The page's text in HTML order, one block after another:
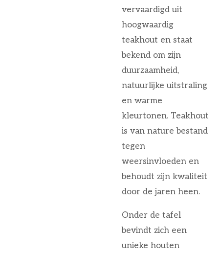
vervaardigd uit
hoogwaardig
teakhout en staat
bekend om zijn
duurzaamheid,
natuurlijke uitstraling
en warme
kleurtonen. Teakhout
is van nature bestand
tegen
weersinvloeden en
behoudt zijn kwaliteit
door de jaren heen.
Onder de tafel
bevindt zich een
unieke houten